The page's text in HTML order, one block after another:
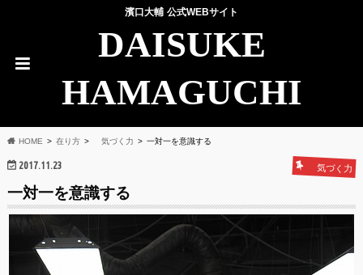
濱口大輔 公式WEBサイト
DAISUKE
HAMAGUCHI
HOME 在り方 気づく力 一対一を意識する
2017.11.23 気づく力
一対一を意識する